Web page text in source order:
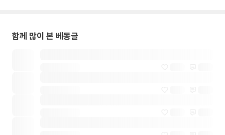
함께 많이 본 베동글